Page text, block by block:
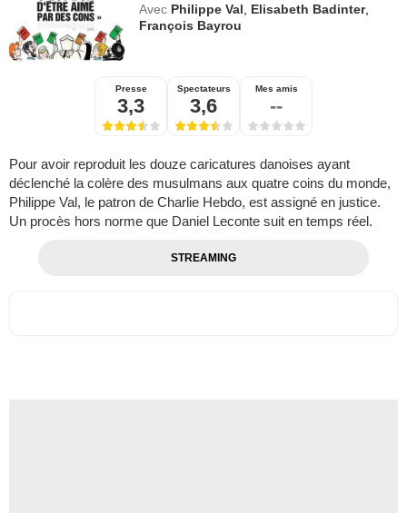
Avec Philippe Val Elisabeth Badinter,
François Bayrou
Presse
3,3
Spectateurs
3,6
Mes amis
--
Pour avoir reproduit les douze caricatures danoises ayant
déclenché la colère des musulmans aux quatre coins du monde,
Philippe Val, le patron de Charlie Hebdo, est assigné en justice.
Un procès hors norme que Daniel Leconte suit en temps réel.
STREAMING